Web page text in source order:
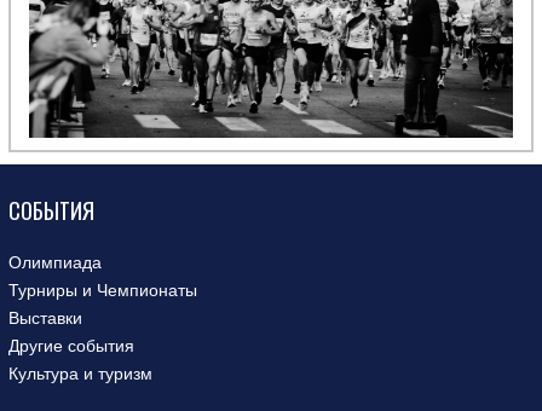
СОБЫТИЯ
Олимпиада
Турниры и Чемпионаты
Выставки
Другие события
Культура и туризм